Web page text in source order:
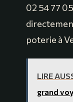
02 54 77
poterie à
LIRE
grand